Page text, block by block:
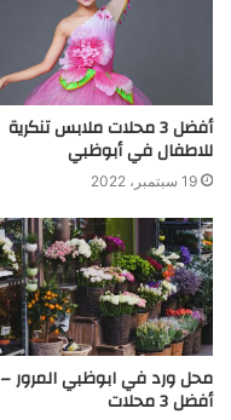
أفضل 3 محلات ملابس تنكرية
للاطفال في أبوظبي
19 سبتمبر، 2022
محل ورد في ابوظبي المرور –
أفضل 3 محلات